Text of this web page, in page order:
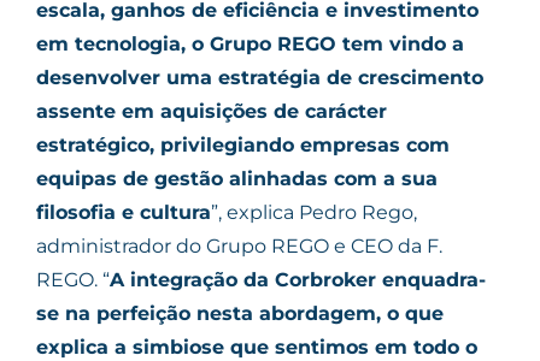
escala, ganhos de eficiência e investimento
em tecnologia, o Grupo REGO tem vindo a
desenvolver uma estratégia de crescimento
assente em aquisições de carácter
estratégico, privilegiando empresas com
equipas de gestão alinhadas com a sua
filosofia e cultura”, explica Pedro Rego,
administrador do Grupo REGO e CEO da F.
REGO. “A integração da Corbroker enquadra-
se na perfeição nesta abordagem, o que
explica a simbiose que sentimos em todo o